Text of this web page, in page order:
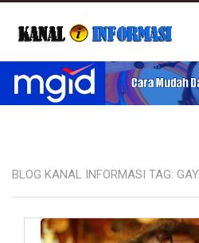
Blog Kanal Informasi
BLOG KANAL INFORMASI TAG: